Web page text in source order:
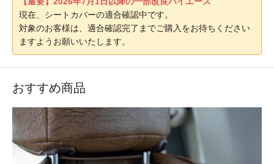
現在、シートカバーの適合確認中です。
対象のお客様は、適合確認完了までご購入をお待ちください
ますようお願いいたします。
おすすめ商品